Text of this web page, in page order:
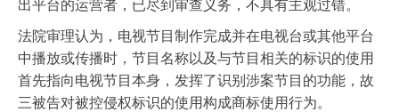
出平台的运营者，已尽到审查义务，不具有主观过错。
法院审理认为，电视节目制作完成并在电视台或其他平台
中播放或传播时，节目名称以及与节目相关的标识的使用
首先指向电视节目本身，发挥了识别涉案节目的功能，故
三被告对被控侵权标识的使用构成商标使用行为。